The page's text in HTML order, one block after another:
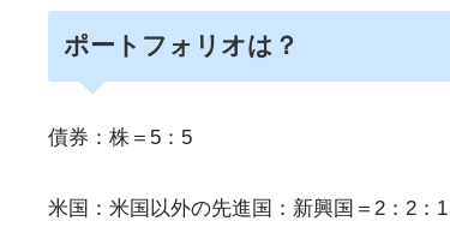
ポートフォリオは？
債券：株＝5：5
米国：米国以外の先進国：新興国＝2：2：1